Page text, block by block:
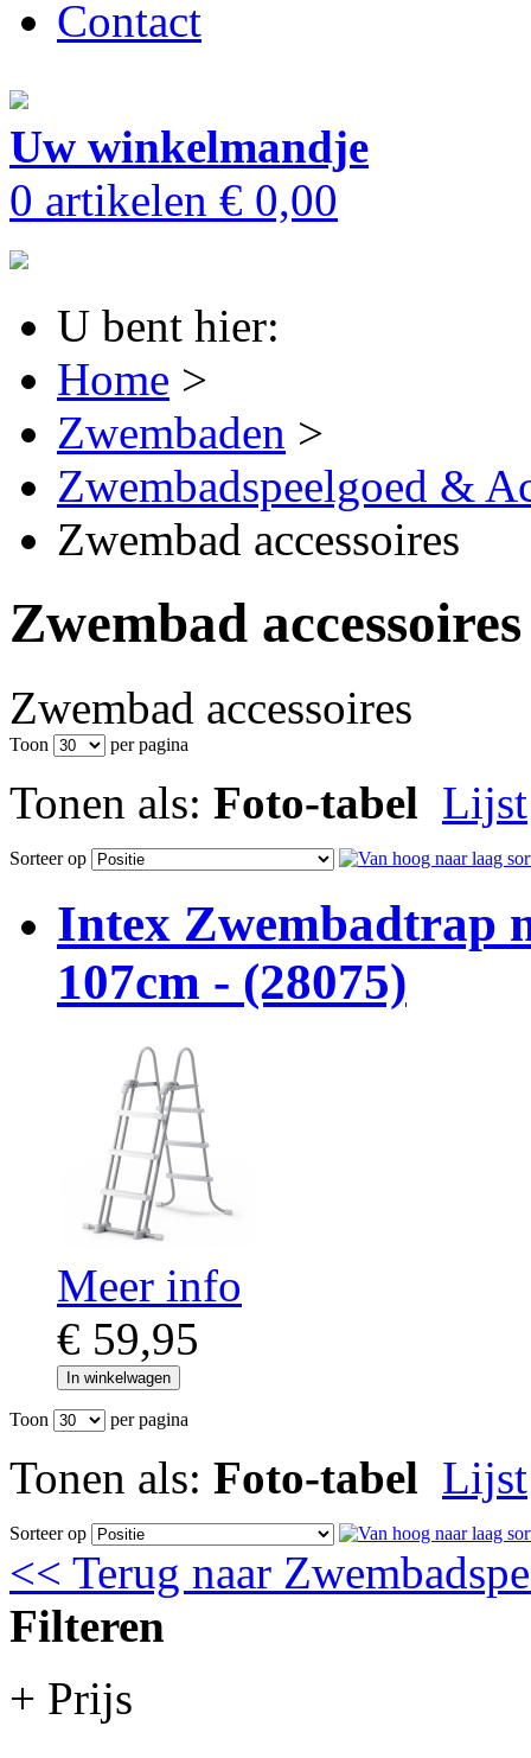
Contact
Uw winkelmandje
0 artikelen € 0,00
U bent hier:
Home >
Zwembaden >
Zwembadspeelgoed &
Zwembad accessoires
Zwembad accessoires
Zwembad accessoires
Toon per pagina
Tonen als: Foto-tabel Lijst
Sorteer op
Intex Zwembadtrap
107cm - (28075)
Meer info
€ 59,95
In winkelwagen
Toon per pagina
Tonen als: Foto-tabel Lijst
Sorteer op
<< Terug naar
Filteren
+ Prijs